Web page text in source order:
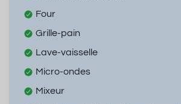
Four
Grille-pain
Lave-vaisselle
Micro-ondes
Mixeur